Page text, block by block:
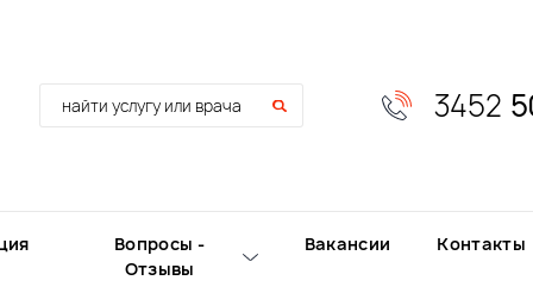
3452
Вопросы -
Отзывы
Вакансии Контакты